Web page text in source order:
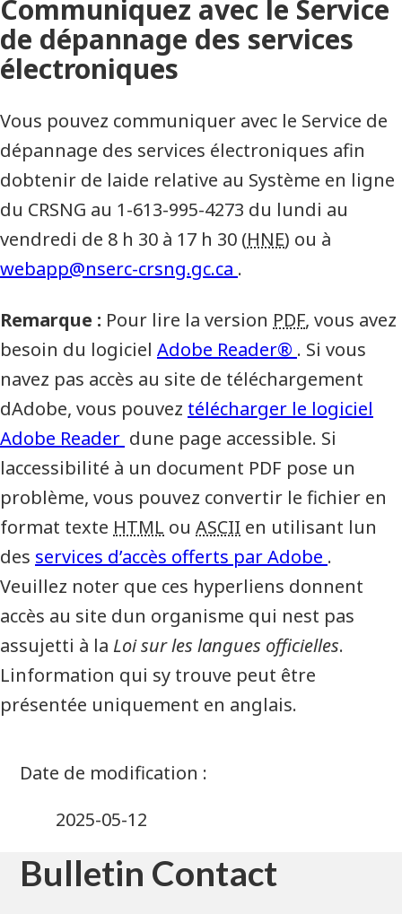
Communiquez avec le Service
de dépannage des services
électroniques
Vous pouvez communiquer avec le Service de
dépannage des services électroniques afin
dobtenir de laide relative au Système en ligne
du CRSNG au 1-613-995-4273 du lundi au
vendredi de 8 h 30 à 17 h 30 (HNE) ou à
webapp@nserc-crsng.gc.ca .
Remarque : Pour lire la version PDF, vous avez
besoin du logiciel Adobe Reader® . Si vous
navez pas accès au site de téléchargement
dAdobe, vous pouvez télécharger le logiciel
Adobe Reader dune page accessible. Si
laccessibilité à un document PDF pose un
problème, vous pouvez convertir le fichier en
format texte HTML ou ASCII en utilisant lun
des services d’accès offerts par Adobe .
Veuillez noter que ces hyperliens donnent
accès au site dun organisme qui nest pas
assujetti à la Loi sur les langues officielles.
Linformation qui sy trouve peut être
présentée uniquement en anglais.
2025-05-12
Bulletin Contact